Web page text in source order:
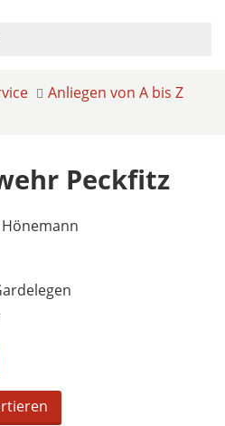
Anliegen von A bis Z
Peckfitz